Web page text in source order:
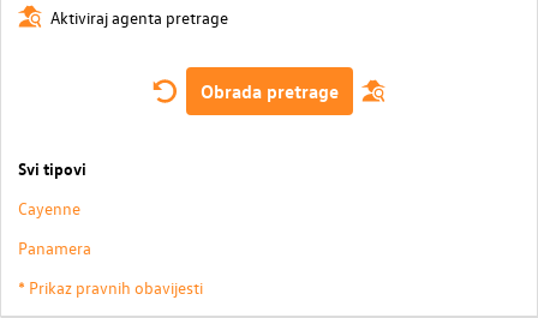
Aktiviraj agenta pretrage
Obrada pretrage
Svi tipovi
Cayenne
Panamera
* Prikaz pravnih obavijesti